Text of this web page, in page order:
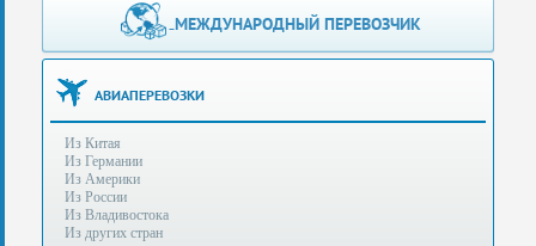
Многоканальный
телефон:
(495)
788-
Дополнительные
+7 (929) 575-
96-62
+7 (925) 104-
15-94
e-mail:info@s-standard.ru
МЕЖДУНАРОДНЫЙ ПЕРЕВОЗЧИК
АВИАПЕРЕВОЗКИ
Из Китая
Из Германии
Из Америки
Из России
Из Владивостока
Из других стран